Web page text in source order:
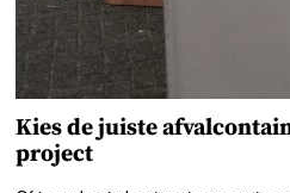
Kies de juiste
project